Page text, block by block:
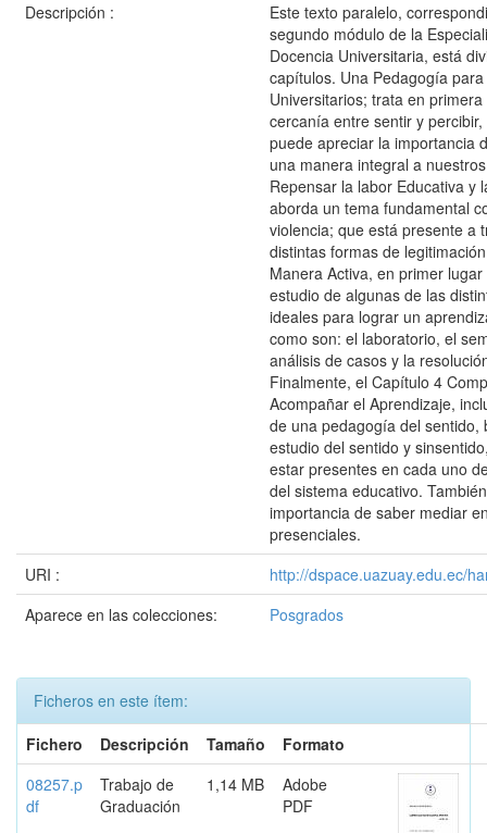
Descripción :
Este texto paralelo,
segundo módulo de la
Docencia Universitaria, está
capítulos. Una Pedagogía
Universitarios; trata en
cercanía entre sentir y
puede apreciar la importancia
una manera integral a
Repensar la labor Educativa y
aborda un tema fundamental
violencia; que está presente a
distintas formas de
Manera Activa, en primer
estudio de algunas de las
ideales para lograr un
como son: el laboratorio, el
análisis de casos y la
Finalmente, el Capítulo 4
Acompañar el Aprendizaje,
de una pedagogía del sentido,
estudio del sentido y
estar presentes en cada uno
del sistema educativo.
importancia de saber mediar
presenciales.
URI :
http://dspace.uazuay.edu.ec/
Aparece en las colecciones:
Posgrados
Ficheros en este ítem:
Fichero
Descripción Tamaño
Formato
08257.p
df
Trabajo de
Graduación
1,14 MB
Adobe
PDF